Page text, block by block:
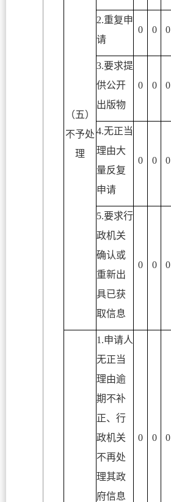
（五）
不予处
理
2.重复申
请
0 0 0
3.要求提
供公开
出版物
0 0 0
4.无正当
理由大
量反复
申请
0 0 0
5.要求行
政机关
确认或
重新出
具已获
取信息
0 0 0
1.申请人
无正当
理由逾
期不补
正、行
政机关
不再处
理其政
府信息
0 0 0